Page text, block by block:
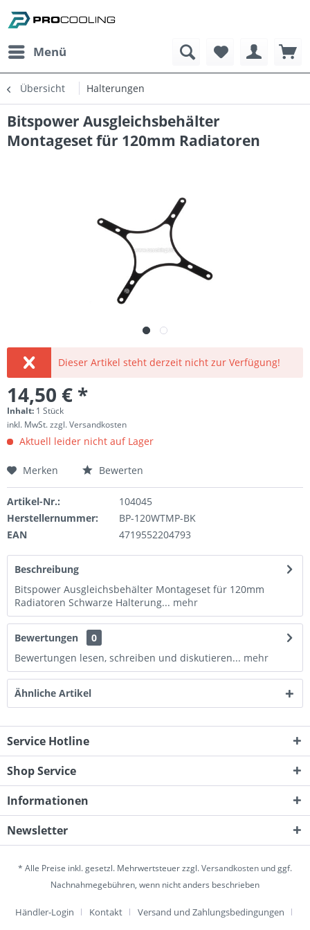
Menü
Übersicht Halterungen
Bitspower Ausgleichsbehälter
Montageset für 120mm Radiatoren
Dieser Artikel steht derzeit nicht zur Verfügung!
14,50 € *
Inhalt: 1 Stück
inkl. MwSt.zzgl. Versandkosten
Aktuell leider nicht auf Lager
Merken Bewerten
Artikel-Nr.:
104045
Herstellernummer:
BP-120WTMP-BK
EAN
4719552204793
Beschreibung
Bitspower Ausgleichsbehälter Montageset für 120mm
Radiatoren Schwarze Halterung... mehr
Bewertungen
0
Bewertungen lesen, schreiben und diskutieren... mehr
Ähnliche Artikel
Service Hotline
Shop Service
Informationen
Newsletter
* Alle Preise inkl. gesetzl. Mehrwertsteuer zzgl.Versandkosten und ggf.
Nachnahmegebühren, wenn nicht anders beschrieben
Händler-Login Kontakt
Versand und Zahlungsbedingungen